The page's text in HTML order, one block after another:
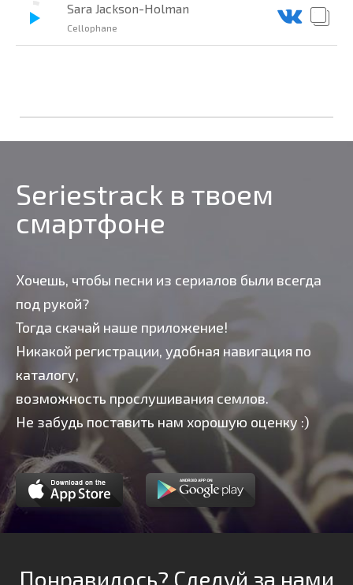
Sara Jackson-Holman
Cellophane
Seriestrack в твоем
смартфоне
Хочешь, чтобы песни из сериалов были всегда
под рукой?
Тогда скачай наше приложение!
Никакой регистрации, удобная навигация по
каталогу,
возможность прослушивания семлов.
Не забудь поставить нам хорошую оценку :)
Понравилось? Следуй за нами